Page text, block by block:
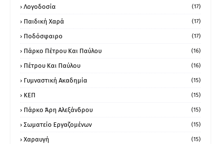
Λογοδοσία (17)
Παιδική Χαρά (17)
Ποδόσφαιρο (17)
Πάρκο Πέτρου Και Παύλου (16)
Πέτρου Και Παύλου (16)
Γυμναστική Ακαδημία (15)
ΚΕΠ (15)
Πάρκο Άρη Αλεξάνδρου (15)
Σωματείο Εργαζομένων (15)
Χαραυγή (15)